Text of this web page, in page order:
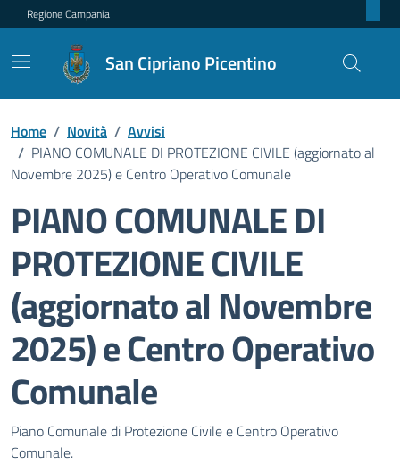
Regione Campania
San Cipriano Picentino
Home / Novità / Avvisi
/ PIANO COMUNALE DI PROTEZIONE CIVILE (aggiornato al
Novembre 2025) e Centro Operativo Comunale
PIANO COMUNALE DI
PROTEZIONE CIVILE
(aggiornato al Novembre
2025) e Centro Operativo
Comunale
Dettagli della notizia
Piano Comunale di Protezione Civile e Centro Operativo
Comunale.